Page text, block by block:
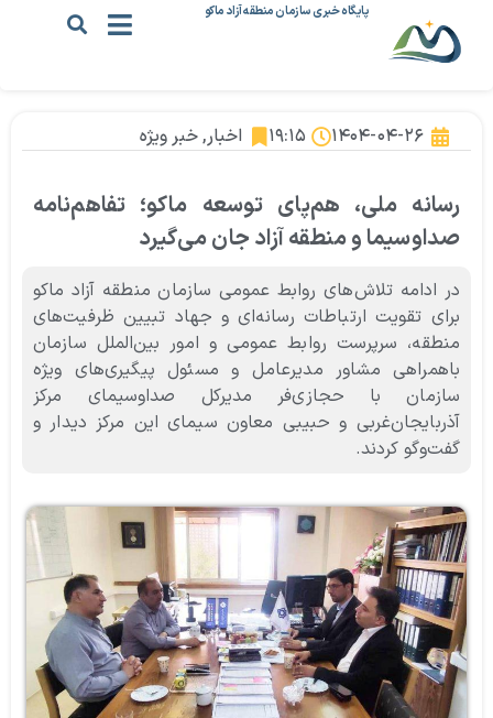
پایگاه خبری سازمان منطقه آزاد ماکو
۱۴۰۴-۰۴-۲۶ ۱۹:۱۵ اخبار,خبر ویژه
رسانه ملی، هم‌پای توسعه ماکو؛ تفاهم‌نامه‌
صداوسیما و منطقه آزاد جان می‌گیرد
در ادامه تلاش‌های روابط عمومی سازمان منطقه آزاد ماکو
برای تقویت ارتباطات رسانه‌ای و جهاد تبیین ظرفیت‌های
منطقه، سرپرست روابط عمومی و امور بین‌الملل سازمان
باهمراهی مشاور مدیرعامل و مسئول پیگیری‌های ویژه
سازمان با حجازی‌فر مدیرکل صداوسیمای مرکز
آذربایجان‌غربی و حبیبی معاون سیمای این مرکز دیدار و
گفت‌وگو کردند.